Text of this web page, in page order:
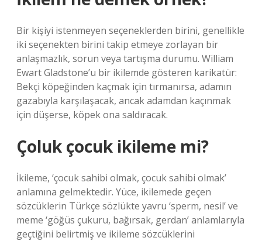
Bir kişiyi istenmeyen seçeneklerden birini, genellikle
iki seçenekten birini takip etmeye zorlayan bir
anlaşmazlık, sorun veya tartışma durumu. William
Ewart Gladstone’u bir ikilemde gösteren karikatür:
Bekçi köpeğinden kaçmak için tırmanırsa, adamın
gazabıyla karşılaşacak, ancak adamdan kaçınmak
için düşerse, köpek ona saldıracak.
Çoluk çocuk ikileme mi?
İkileme, ‘çocuk sahibi olmak, çocuk sahibi olmak’
anlamına gelmektedir. Yüce, ikilemede geçen
sözcüklerin Türkçe sözlükte yavru ‘sperm, nesil’ ve
meme ‘göğüs çukuru, bağırsak, gerdan’ anlamlarıyla
geçtiğini belirtmiş ve ikileme sözcüklerini